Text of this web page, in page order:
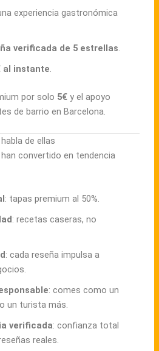
experiencia gastronómica
verificada de 5 estrellas.
al instante.
por solo 5€ y el apoyo
de barrio en Barcelona.
de ellas
convertido en tendencia
: tapas premium al 50%.
: recetas caseras, no
: cada reseña impulsa a
: comes como un
un turista más.
verificada: confianza total
reales.